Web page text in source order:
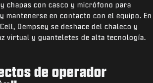
chapas con casco y micrófono para
mantenerse en contacto con el equipo. En
Dempsey se deshace del chaleco y
virtual y guanteletes de alta tecnología.
de operador